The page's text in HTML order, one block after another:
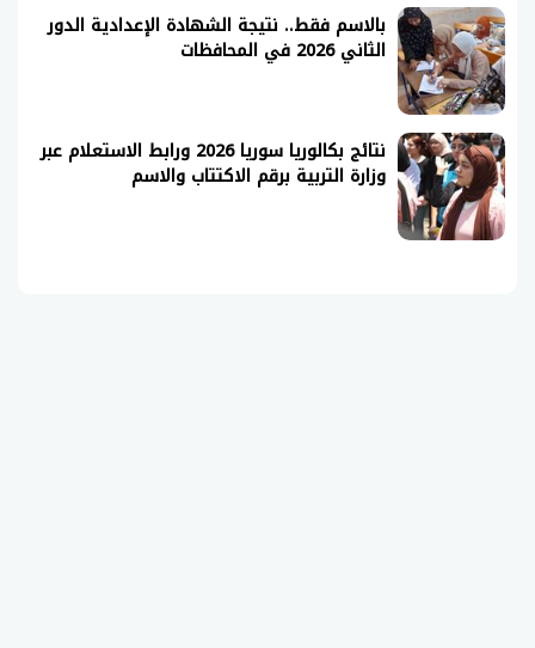
بالاسم فقط.. نتيجة الشهادة الإعدادية الدور
الثاني 2026 في المحافظات
نتائج بكالوريا سوريا 2026 ورابط الاستعلام عبر
وزارة التربية برقم الاكتتاب والاسم